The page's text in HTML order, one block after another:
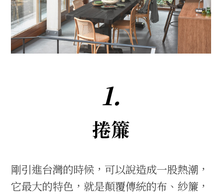
1.
捲簾
剛引進台灣的時候，可以說造成一股熱潮，
它最大的特色，就是顛覆傳統的布、紗簾，